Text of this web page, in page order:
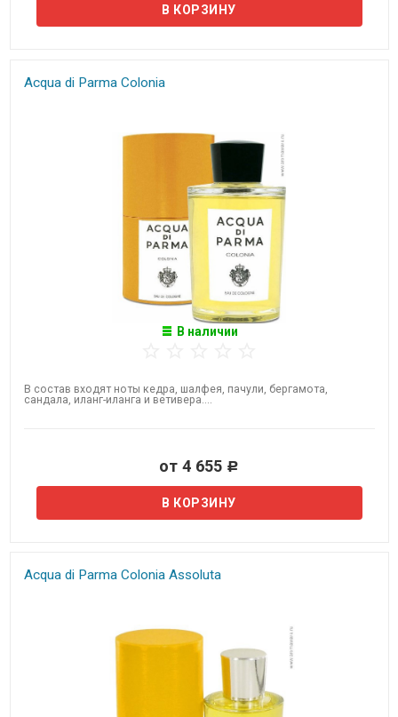
Acqua di Parma Colonia
В наличии
В состав входят ноты кедра, шалфея, пачули, бергамота,
сандала, иланг-иланга и ветивера....
от 4 655 Р
Acqua di Parma Colonia Assoluta